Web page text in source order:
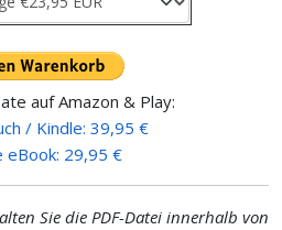
auf Amazon & Play:
/ Kindle: 39,95 €
eBook: 29,95 €
Sie die PDF-Datei innerhalb von